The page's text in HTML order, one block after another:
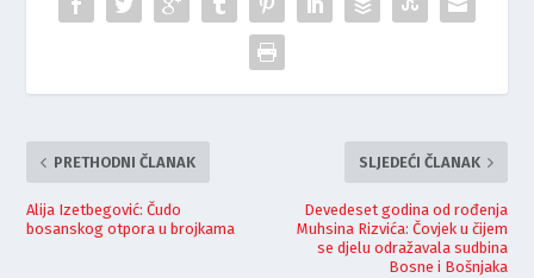
PRETHODNI ČLANAK
Alija Izetbegović: Čudo
bosanskog otpora u brojkama
SLJEDEĆI ČLANAK
Devedeset godina od rođenja
Muhsina Rizvića: Čovjek u čijem
se djelu odražavala sudbina
Bosne i Bošnjaka